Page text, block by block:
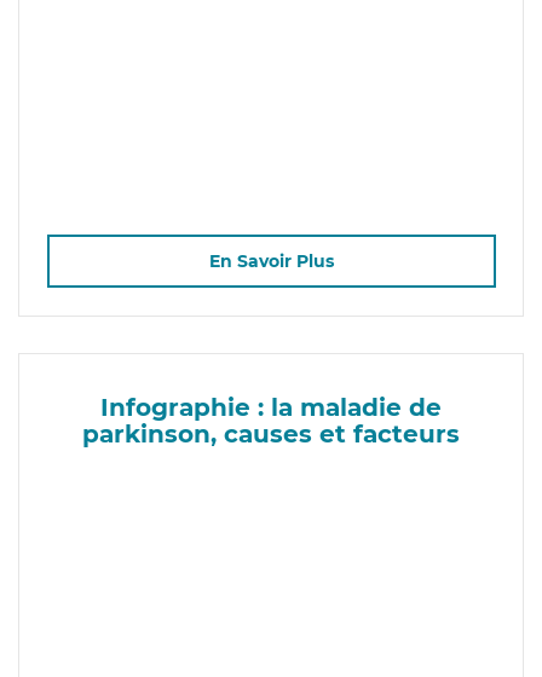
En Savoir Plus
Infographie : la maladie de
parkinson, causes et facteurs